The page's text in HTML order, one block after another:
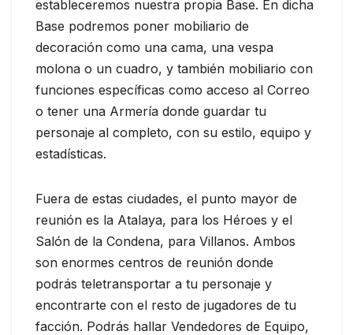
estableceremos nuestra propia Base. En dicha
Base podremos poner mobiliario de
decoración como una cama, una vespa
molona o un cuadro, y también mobiliario con
funciones específicas como acceso al Correo
o tener una Armería donde guardar tu
personaje al completo, con su estilo, equipo y
estadísticas.
Fuera de estas ciudades, el punto mayor de
reunión es la Atalaya, para los Héroes y el
Salón de la Condena, para Villanos. Ambos
son enormes centros de reunión donde
podrás teletransportar a tu personaje y
encontrarte con el resto de jugadores de tu
facción. Podrás hallar Vendedores de Equipo,